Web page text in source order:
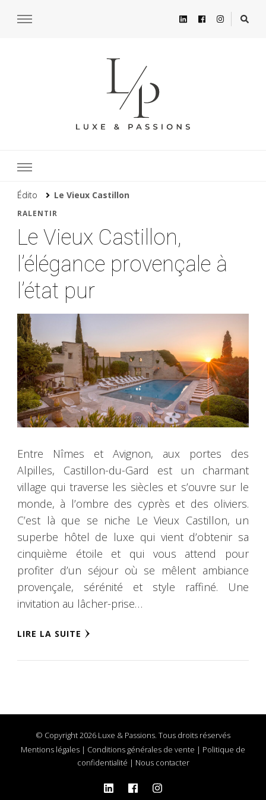
Édito Le Vieux Castillon
RALENTIR
Le Vieux Castillon,
l’élégance provençale à
l’état pur
Entre Nîmes et Avignon, aux portes des
Alpilles, Castillon-du-Gard est un charmant
village qui traverse les siècles et s’ouvre sur le
monde, à l’ombre des cyprès et des oliviers.
C’est là que se niche Le Vieux Castillon, un
superbe hôtel de luxe qui vient d’obtenir sa
cinquième étoile et qui vous attend pour
profiter d’un séjour où se mêlent ambiance
provençale, sérénité et style raffiné. Une
invitation au lâcher-prise…
LIRE LA SUITE
© Copyright 2026 Luxe & Passions. Tous droits réservés
Mentions légales | Conditions générales de vente | Politique de
confidentialité | Nous contacter